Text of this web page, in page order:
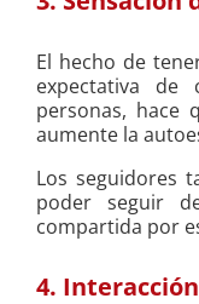
El hecho de
expectativa de
personas, hace
aumente la
Los seguidores
poder seguir
compartida por
4.